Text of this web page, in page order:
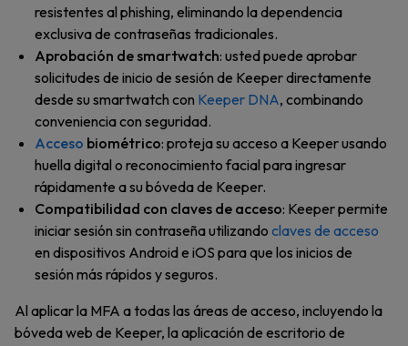
resistentes al phishing, eliminando la dependencia
exclusiva de contraseñas tradicionales.
Aprobación de smartwatch: usted puede aprobar
solicitudes de inicio de sesión de Keeper directamente
desde su smartwatch con Keeper DNA, combinando
conveniencia con seguridad.
Acceso biométrico: proteja su acceso a Keeper usando
huella digital o reconocimiento facial para ingresar
rápidamente a su bóveda de Keeper.
Compatibilidad con claves de acceso: Keeper permite
iniciar sesión sin contraseña utilizando claves de acceso
en dispositivos Android e iOS para que los inicios de
sesión más rápidos y seguros.
Al aplicar la MFA a todas las áreas de acceso, incluyendo la
bóveda web de Keeper, la aplicación de escritorio de